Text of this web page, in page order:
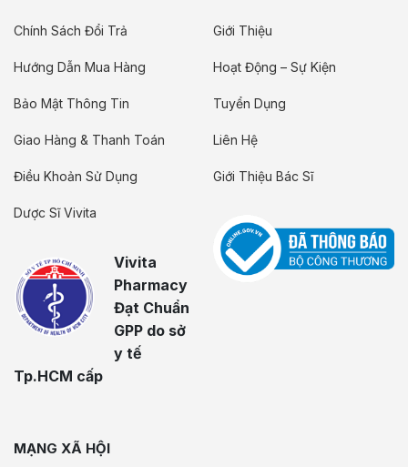
Chính Sách Đổi Trả
Hướng Dẫn Mua Hàng
Bảo Mật Thông Tin
Giao Hàng & Thanh Toán
Điều Khoản Sử Dụng
Dược Sĩ Vivita
Vivita
Pharmacy
Đạt Chuẩn
GPP do sở
y tế
Tp.HCM cấp
Giới Thiệu
Hoạt Động – Sự Kiện
Tuyển Dụng
Liên Hệ
Giới Thiệu Bác Sĩ
MẠNG XÃ HỘI